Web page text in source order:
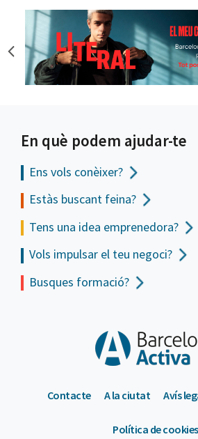
En què podem ajudar-te
Ens vols conèixer?
Estàs buscant feina?
Tens una idea emprenedora?
Vols impulsar el teu negoci?
Busques formació?
Contacte A la ciutat Avís
Política de cookies